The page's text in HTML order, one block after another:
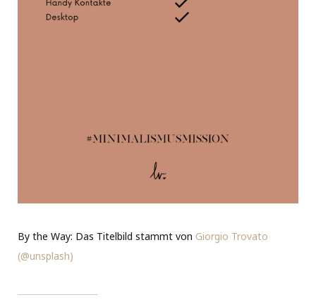
By the Way: Das Titelbild stammt von Giorgio Trovato
(@unsplash)